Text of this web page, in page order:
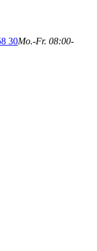
30Mo.-Fr. 08:00-